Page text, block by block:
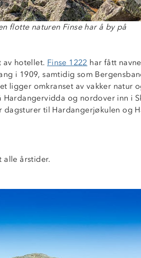
flotte naturen Finse har å by på
av hotellet. Finse 1222 har fått
i 1909, samtidig som
ligger omkranset av vakker natur
og nordover inn i
til Hardangerjøkulen og
alle årstider.